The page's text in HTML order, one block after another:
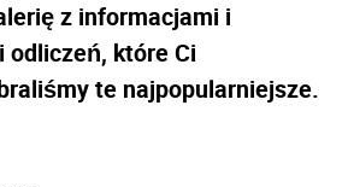
z informacjami i
odliczeń, które Ci
te najpopularniejsze.